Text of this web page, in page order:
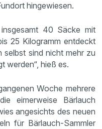
hingewiesen.
40 Säcke mit
25 Kilogramm entdeckt
selbst sind nicht mehr zu
werden“, hieß es.
Woche mehrere
eimerweise Bärlauch
angesichts des neuen
für Bärlauch-Sammler